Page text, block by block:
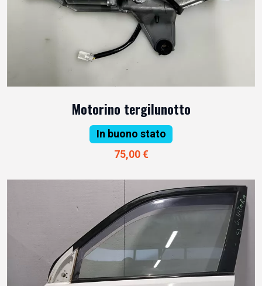
Motorino tergilunotto
In buono stato
75,00 €